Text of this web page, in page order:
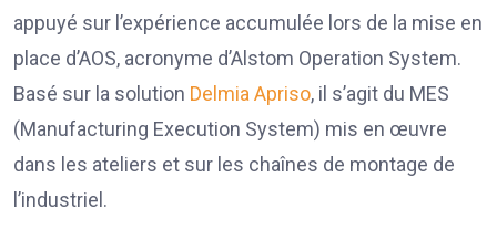
appuyé sur l’expérience accumulée lors de la mise en
place d’AOS, acronyme d’Alstom Operation System.
Basé sur la solution Delmia Apriso, il s’agit du MES
(Manufacturing Execution System) mis en œuvre
dans les ateliers et sur les chaînes de montage de
l’industriel.